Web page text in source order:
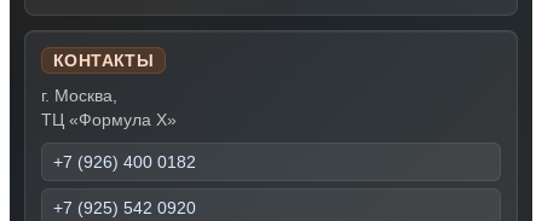
КОНТАКТЫ
г. Москва,
ТЦ «Формула Х»
+7 (926) 400 0182
+7 (925) 542 0920